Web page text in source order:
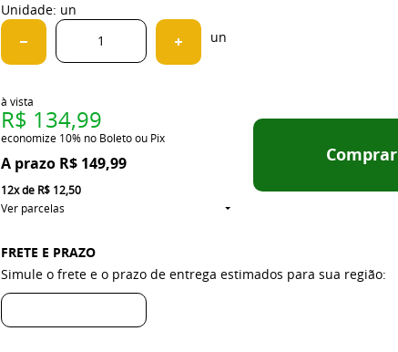
Unidade: un
un
R$ 149,99
à vista
R$ 134,99
economize 10% no Boleto ou Pix
12xde R$ 12,50
Ver parcelas
Comprar
FRETE E PRAZO
Simule o frete e o prazo de entrega estimados para sua região: